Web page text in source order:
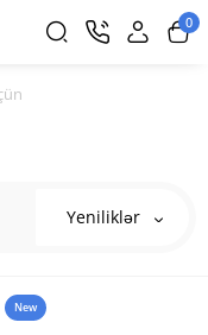
0
Yeniliklər
New